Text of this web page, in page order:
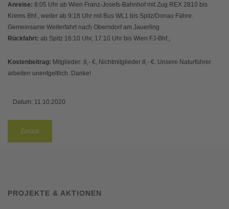
Anreise: 8:05 Uhr ab Wien Franz-Josefs-Bahnhof mit Zug REX 2810 bis
Krems Bhf., weiter ab 9:18 Uhr mit Bus WL1 bis Spitz/Donau Fähre.
Gemeinsame Weiterfahrt nach Oberndorf am Jauerling
Rückfahrt: ab Spitz 16:10 Uhr, 17:10 Uhr bis Wien FJ-Bhf.;
Kostenbeitrag: Mitglieder: 6,- €, Nichtmitglieder 8,- €. Unsere Naturführer
arbeiten unentgeltlich. Danke!
Datum: 11.10.2020
Zurück
PROJEKTE & AKTIONEN